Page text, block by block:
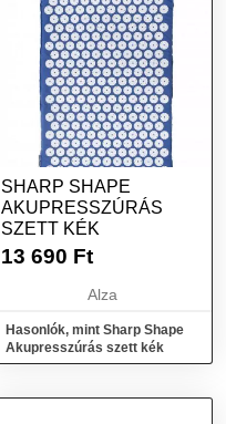
SHARP SHAPE
AKUPRESSZÚRÁS
SZETT KÉK
13 690 Ft
Alza
Hasonlók, mint Sharp Shape
Akupresszúrás szett kék